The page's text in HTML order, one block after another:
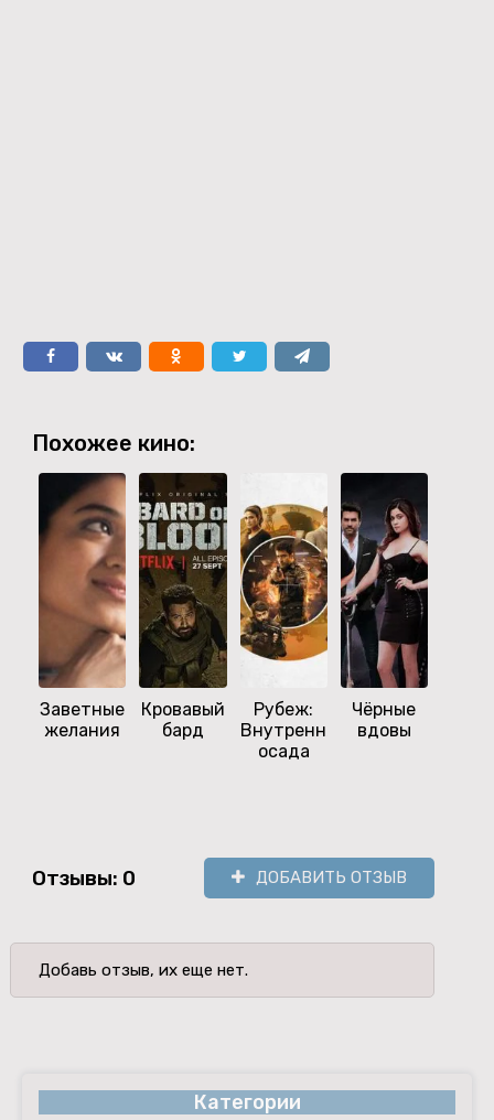
Похожее кино:
Заветные
желания
Кровавый
бард
Рубеж:
Внутренняя
осада
Чёрные
вдовы
Отзывы: 0 ДОБАВИТЬ ОТЗЫВ
Добавь отзыв, их еще нет.
Категории